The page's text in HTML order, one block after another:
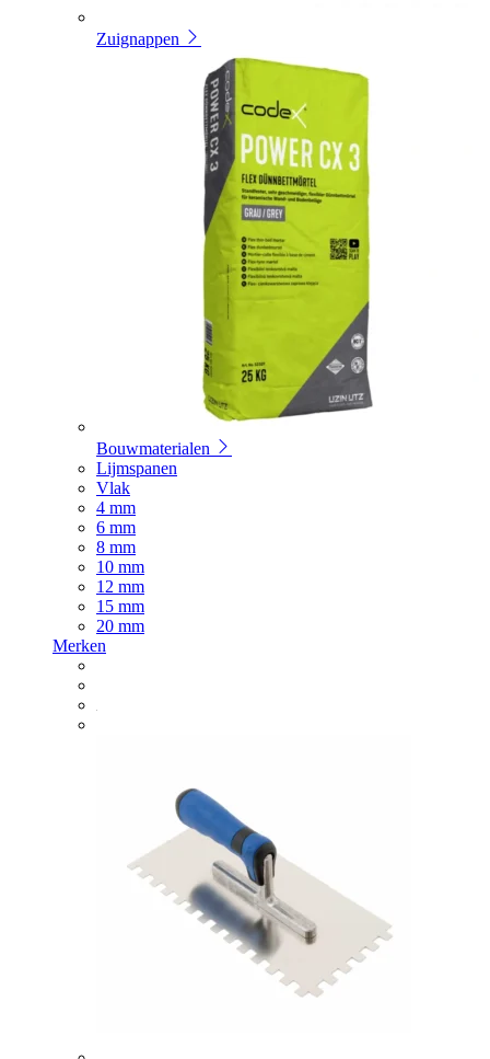
Zuignappen
Bouwmaterialen
Lijmspanen
Vlak
4 mm
6 mm
8 mm
10 mm
12 mm
15 mm
20 mm
Merken